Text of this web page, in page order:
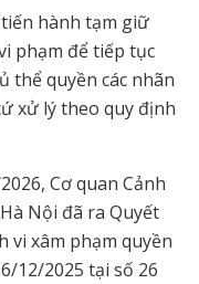
hành tạm giữ
phạm để tiếp tục
thể quyền các nhãn
xử lý theo quy định
Cơ quan Cảnh
Nội đã ra Quyết
vi xâm phạm quyền
12/2025 tại số 26